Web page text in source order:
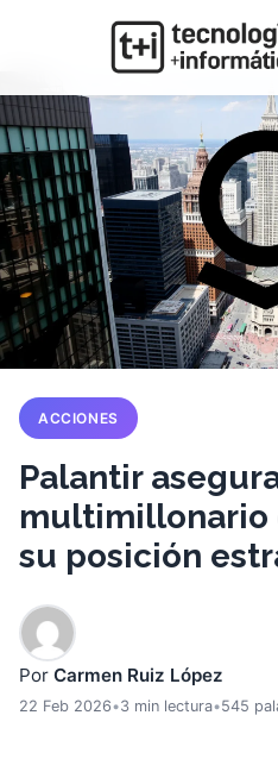
ACCIONES
Palantir
multimillonario
su posición
Por Carmen Ruiz López
22 Feb 2026•3 min lectura•545